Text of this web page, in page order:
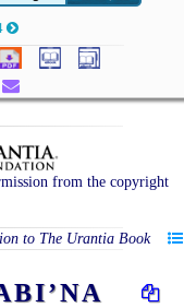
from the copyright
to The Urantia Book